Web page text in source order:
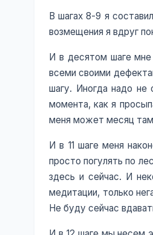
В шагах 8-9 я
возмещения я вдруг
И в десятом шаге
всеми своими
шагу. Иногда надо не
момента, как я
меня может месяц там
И в 11 шаге меня
просто погулять по
здесь и сейчас. И
медитации, только
Не буду сейчас